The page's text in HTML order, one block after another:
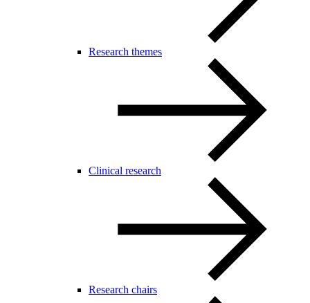
Research themes
Clinical research
Research chairs